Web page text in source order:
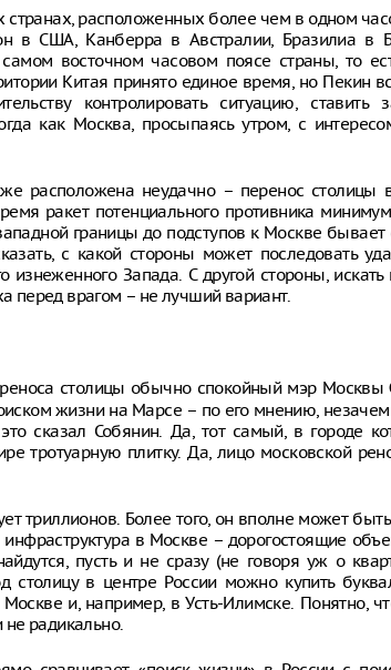
странах, расположенных более чем в одном
в США, Канберра в Австралии, Бразилиа в
восточном часовом поясе страны, то
Китая принято единое время, но Пекин
контролировать ситуацию,
как Москва, просыпаясь утром, с
расположена неудачно – перенос столицы
ракет потенциального противника
границы до подступов к Москве
с какой стороны может последовать
Запада. С другой стороны,
перед врагом – не лучший вариант.
столицы обычно спокойный мэр Москвы
жизни на Марсе – по его мнению, незачем
сказал Собянин. Да, тот самый, в городе
тротуарную плитку. Да, лицо московской
триллионов. Более того, он вполне может
в Москве – дорогостоящие
пусть и не сразу (не говоря уж о
столицу в центре России можно купить
и, например, в Усть-Илимске. Понятно,
радикально.